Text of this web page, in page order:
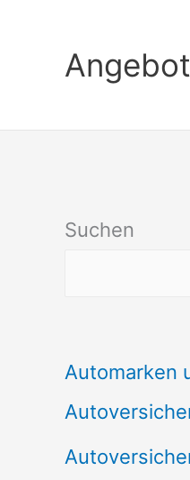
springen
Suchen
Automarken